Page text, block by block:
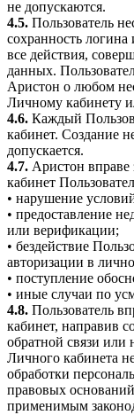
не допускаются.
4.5. Пользователь
сохранность логина
все действия,
данных.
Аристон о любом
Личному кабинету
4.6. Каждый
кабинет. Создание
допускается.
4.7. Аристон вправе
кабинет
• нарушение
• предоставление
или верификации;
• бездействие
авторизации в
• поступление
• иные случаи по
4.8. Пользователь
кабинет, направив
обратной связи или
Личного кабинета
обработки
правовых
применимым